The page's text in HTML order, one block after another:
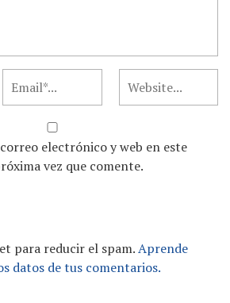
electrónico y web en este
vez que comente.
para reducir el spam.Aprende
datos de tus comentarios.